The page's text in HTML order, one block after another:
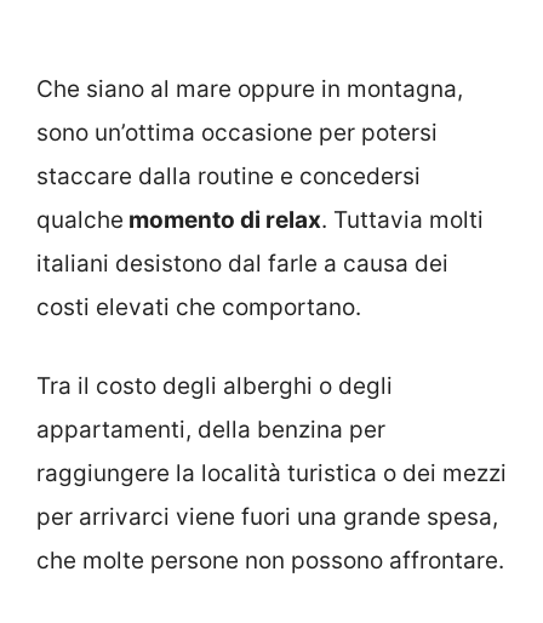
Che siano al mare oppure in montagna,
sono un’ottima occasione per potersi
staccare dalla routine e concedersi
qualche momento di relax. Tuttavia molti
italiani desistono dal farle a causa dei
costi elevati che comportano.
Tra il costo degli alberghi o degli
appartamenti, della benzina per
raggiungere la località turistica o dei mezzi
per arrivarci viene fuori una grande spesa,
che molte persone non possono affrontare.